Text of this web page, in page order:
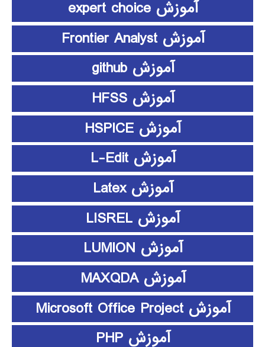
آموزش expert choice
آموزش Frontier Analyst
آموزش github
آموزش HFSS
آموزش HSPICE
آموزش L-Edit
آموزش Latex
آموزش LISREL
آموزش LUMION
آموزش MAXQDA
آموزش Microsoft Office Project
آموزش PHP